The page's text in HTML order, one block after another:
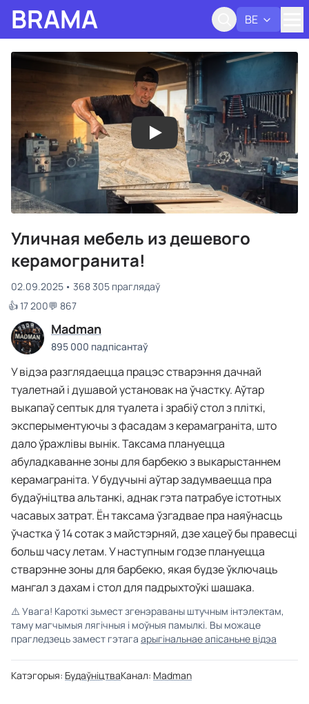
BRAMA BE
Уличная мебель из дешевого
керамогранита!
02.09.2025
368 305 праглядаў
👍 17 200💬 867
Madman
895 000 падпісантаў
У відэа разглядаецца працэс стварэння дачнай
туалетнай і душавой установак на ўчастку. Аўтар
выкапаў септык для туалета і зрабіў стол з пліткі,
эксперыментуючы з фасадам з керамаграніта, што
дало ўражлівы вынік. Таксама плануецца
абуладкаванне зоны для барбекю з выкарыстаннем
керамаграніта. У будучыні аўтар задумваецца пра
будаўніцтва альтанкі, аднак гэта патрабуе істотных
часавых затрат. Ён таксама ўзгадвае пра наяўнасць
ўчастка ў 14 сотак з майстэрняй, дзе хацеў бы правесці
больш часу летам. У наступным годзе плануецца
стварэнне зоны для барбекю, якая будзе ўключаць
мангал з дахам і стол для падрыхтоўкі шашака.
⚠️ Увага! Кароткі зьмест згенэраваны штучным інтэлектам,
таму магчымыя лягічныя і моўныя памылкі. Вы можаце
прагледзець замест гэтага арыгінальнае апісаньне відэа
Катэгорыя: БудаўніцтваКанал: Madman